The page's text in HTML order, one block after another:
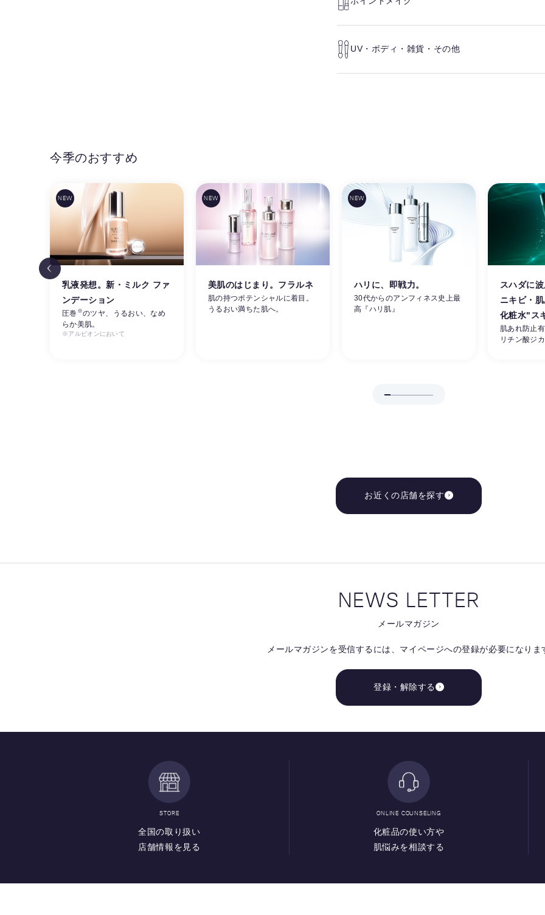
UV・ボディ・雑貨・その他
今季のおすすめ
乳液発想。新・ミルク ファ
ンデーション
圧巻 ※のツヤ、うるおい、なめ
らか美肌。
※アルビオンにおいて
美肌のはじまり。フラルネ
肌の持つポテンシャルに着目。
うるおい満ちた肌へ。
ハリに、即戦力。
30代からのアンフィネス史上最
高『ハリ肌』
スハダに
ニキビ・
化粧水"ス
肌あれ防止
リチン酸ジ
お近くの店舗を探す
NEWS LETTER
メールマガジン
メールマガジンを受信するには、 マイページへの登録が必要になりま
登録・解除する
STORE
全国の取り扱い
店舗情報を見る
ONLINE COUNSELING
化粧品の使い方や
肌悩みを相談する